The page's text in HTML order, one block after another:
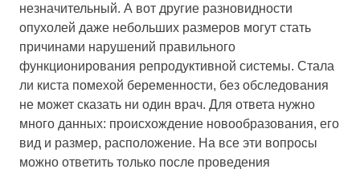
незначительный. А вот другие разновидности
опухолей даже небольших размеров могут стать
причинами нарушений правильного
функционирования репродуктивной системы. Стала
ли киста помехой беременности, без обследования
не может сказать ни один врач. Для ответа нужно
много данных: происхождение новообразования, его
вид и размер, расположение. На все эти вопросы
можно ответить только после проведения